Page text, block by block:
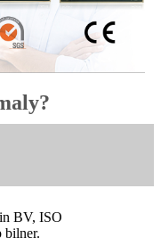
BV, ISO
bilner.